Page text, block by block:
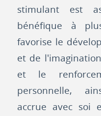
stimulant est
bénéfique à
favorise le
et de
et le
personnelle,
accrue avec soi